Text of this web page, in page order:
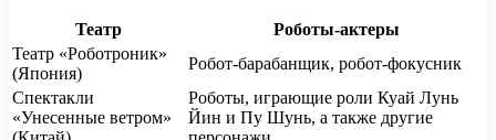
Театр
Роботы-актеры
Театр «Роботроник»
(Япония)
Робот-барабанщик, робот-фокусник
Спектакли
«Унесенные ветром»
Роботы, играющие роли Куай Лунь
Йин и Пу Шунь, а также другие